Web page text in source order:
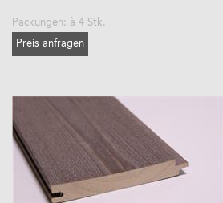
Packungen: à 4 Stk.
Preis anfragen